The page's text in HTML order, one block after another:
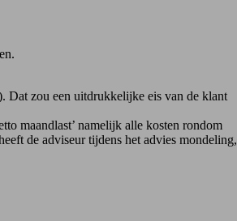
Dat zou een uitdrukkelijke eis van de klant
maandlast’ namelijk alle kosten rondom
de adviseur tijdens het advies mondeling,